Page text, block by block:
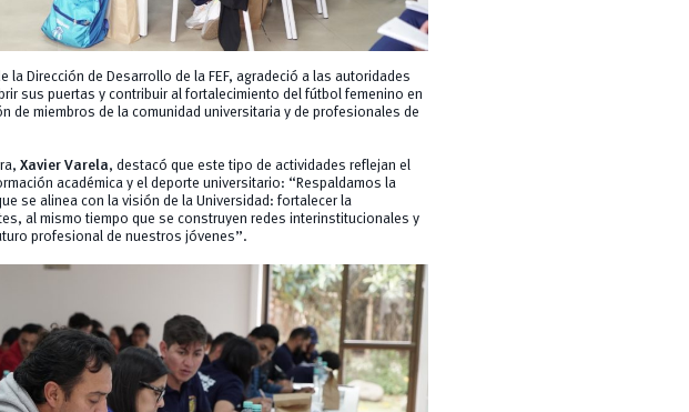
la Dirección de Desarrollo de la FEF, agradeció a las autoridades
sus puertas y contribuir al fortalecimiento del fútbol femenino en
de miembros de la comunidad universitaria y de profesionales de
Xavier Varela, destacó que este tipo de actividades reflejan el
académica y el deporte universitario: “Respaldamos la
se alinea con la visión de la Universidad: fortalecer la
al mismo tiempo que se construyen redes interinstitucionales y
profesional de nuestros jóvenes”.